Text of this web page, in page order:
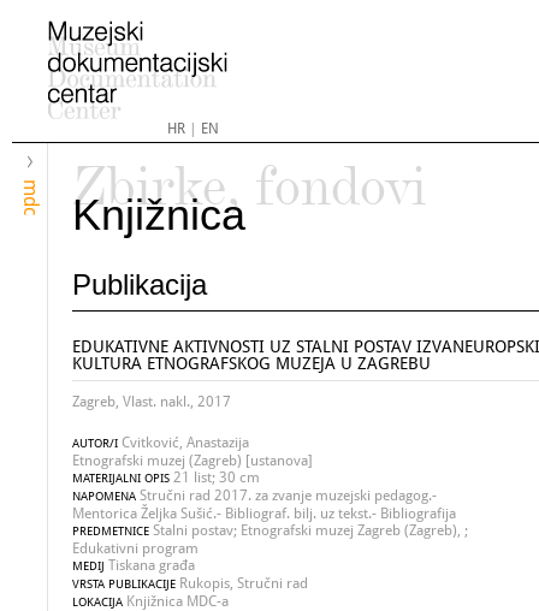
HR| EN
mdc
Zbirke, fondovi
Knjižnica
Publikacija
EDUKATIVNE AKTIVNOSTI UZ STALNI POSTAV
KULTURA ETNOGRAFSKOG MUZEJA U ZAGREBU
Zagreb, Vlast. nakl., 2017
AUTOR/I Cvitković, Anastazija
Etnografski muzej (Zagreb) [ustanova]
MATERIJALNI OPIS 21 list; 30 cm
NAPOMENA Stručni rad 2017. za zvanje muzejski pedagog.-
Mentorica Željka Sušić.- Bibliograf. bilj. uz tekst.- Bibliografija
PREDMETNICE Stalni postav; Etnografski muzej Zagreb (Zagreb), ;
Edukativni program
MEDIJ Tiskana građa
VRSTA PUBLIKACIJE Rukopis, Stručni rad
LOKACIJA Knjižnica MDC-a